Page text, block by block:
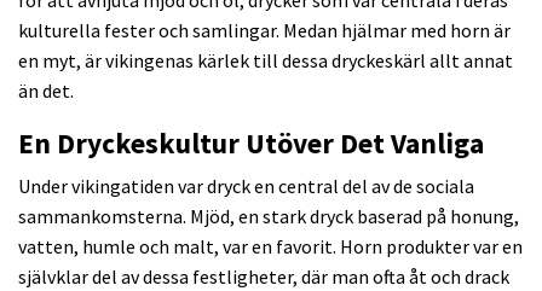
kulturella fester och samlingar. Medan hjälmar med horn är
en myt, är vikingenas kärlek till dessa dryckeskärl allt annat
än det.
En Dryckeskultur Utöver Det Vanliga
Under vikingatiden var dryck en central del av de sociala
sammankomsterna. Mjöd, en stark dryck baserad på honung,
vatten, humle och malt, var en favorit. Horn produkter var en
självklar del av dessa festligheter, där man ofta åt och drack